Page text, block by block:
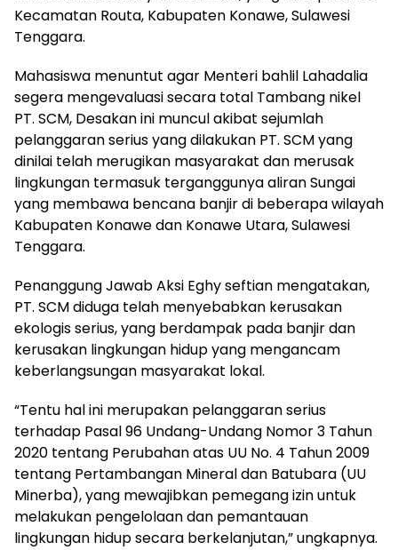
Kecamatan Routa, Kabupaten Konawe, Sulawesi
Tenggara.
Mahasiswa menuntut agar Menteri bahlil Lahadalia
segera mengevaluasi secara total Tambang nikel
PT. SCM, Desakan ini muncul akibat sejumlah
pelanggaran serius yang dilakukan PT. SCM yang
dinilai telah merugikan masyarakat dan merusak
lingkungan termasuk terganggunya aliran Sungai
yang membawa bencana banjir di beberapa wilayah
Kabupaten Konawe dan Konawe Utara, Sulawesi
Tenggara.
Penanggung Jawab Aksi Eghy seftian mengatakan,
PT. SCM diduga telah menyebabkan kerusakan
ekologis serius, yang berdampak pada banjir dan
kerusakan lingkungan hidup yang mengancam
keberlangsungan masyarakat lokal.
“Tentu hal ini merupakan pelanggaran serius
terhadap Pasal 96 Undang-Undang Nomor 3 Tahun
2020 tentang Perubahan atas UU No. 4 Tahun 2009
tentang Pertambangan Mineral dan Batubara (UU
Minerba), yang mewajibkan pemegang izin untuk
melakukan pengelolaan dan pemantauan
lingkungan hidup secara berkelanjutan,” ungkapnya.